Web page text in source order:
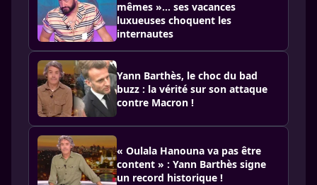
mêmes »… ses vacances
luxueuses choquent les
internautes
Yann Barthès, le choc du bad
buzz : la vérité sur son attaque
contre Macron !
« Oulala Hanouna va pas être
content » : Yann Barthès signe
un record historique !